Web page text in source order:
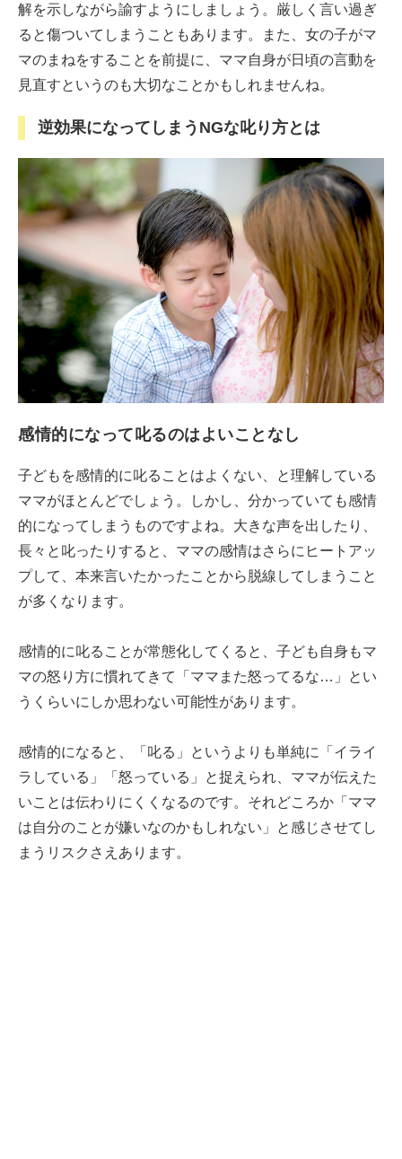
解を示しながら諭すようにしましょう。厳しく言い過ぎ
ると傷ついてしまうこともあります。また、女の子がマ
マのまねをすることを前提に、ママ自身が日頃の言動を
見直すというのも大切なことかもしれませんね。
逆効果になってしまうNGな叱り方とは
感情的になって叱るのはよいことなし
子どもを感情的に叱ることはよくない、と理解している
ママがほとんどでしょう。しかし、分かっていても感情
的になってしまうものですよね。大きな声を出したり、
長々と叱ったりすると、ママの感情はさらにヒートアッ
プして、本来言いたかったことから脱線してしまうこと
が多くなります。
感情的に叱ることが常態化してくると、子ども自身もマ
マの怒り方に慣れてきて「ママまた怒ってるな…」とい
うくらいにしか思わない可能性があります。
感情的になると、「叱る」というよりも単純に「イライ
ラしている」「怒っている」と捉えられ、ママが伝えた
いことは伝わりにくくなるのです。それどころか「ママ
は自分のことが嫌いなのかもしれない」と感じさせてし
まうリスクさえあります。